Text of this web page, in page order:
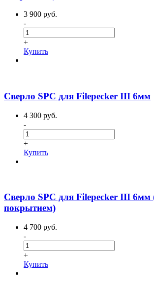
3 900 руб.
-
+
Купить
Сверло SPC для Filepecker III 6мм
4 300 руб.
-
+
Купить
Сверло SPC для Filepecker III 6мм
покрытием)
4 700 руб.
-
+
Купить